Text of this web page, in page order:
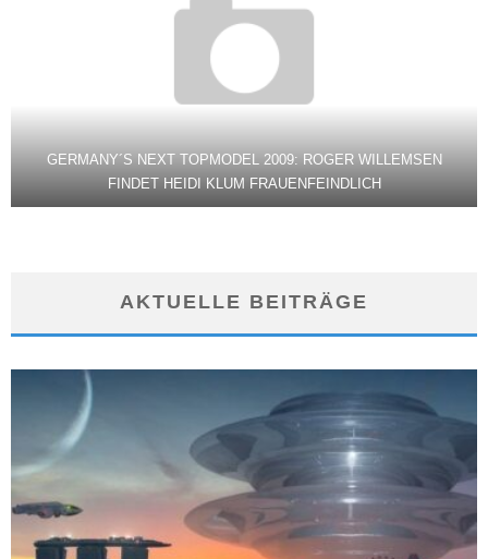
GERMANY´S NEXT TOPMODEL 2009: ROGER WILLEMSEN
FINDET HEIDI KLUM FRAUENFEINDLICH
AKTUELLE BEITRÄGE